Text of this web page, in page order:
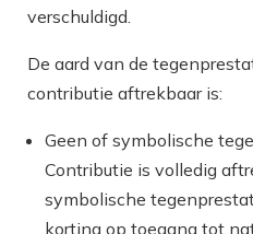
verschuldigd.
De aard van de
contributie aftrekbaar is:
Geen of symbolische
Contributie is volledig
symbolische
korting op toegang tot